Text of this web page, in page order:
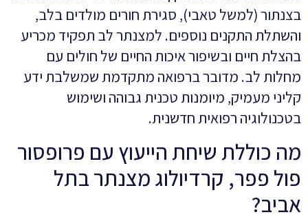
בצנתור (למשל טאבי), סגירת חורים מולדים בלב,
והשתלת התקנים נוספים. למצנתר לב תפקיד מכריע
בהצלת חיים ובשיפור איכות החיים של חולים עם
מחלות לב. מדובר ברפואה מתקדמת שמשלבת ידע
קליני מעמיק, מיומנות טכנית גבוהה ושימוש
בטכנולוגיה רפואית חדשנית.
מה כוללת שיחת הייעוץ עם פרופסור
פול פפר, קרדיולוג מצנתר בתל
אביב?